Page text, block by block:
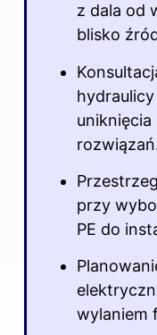
z dala od
blisko
przy
PE do
wylaniem